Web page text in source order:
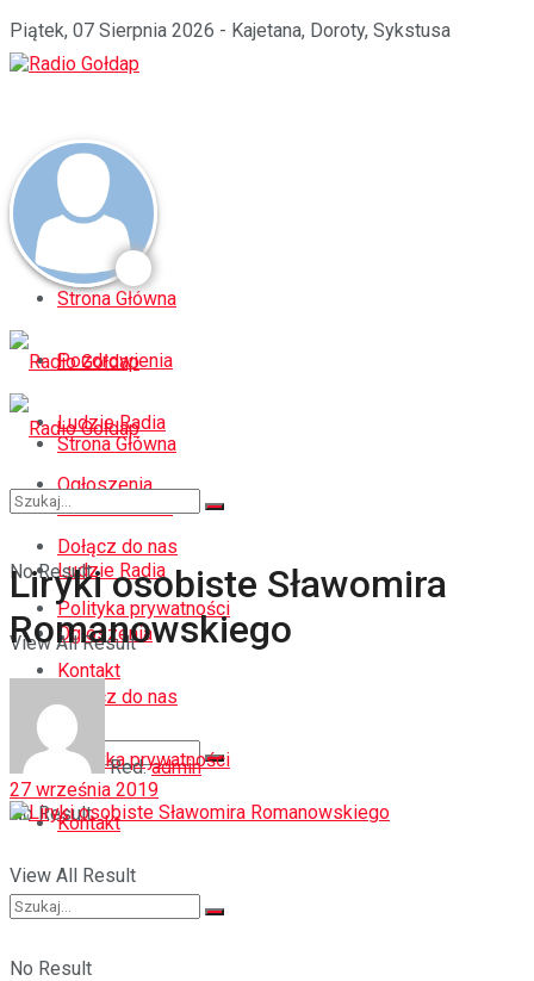
Piątek, 07 Sierpnia 2026 - Kajetana, Doroty, Sykstusa
Strona Główna
Pozdrowienia
Ludzie Radia
Ogłoszenia
Dołącz do nas
Polityka prywatności
Kontakt
No Result
View All Result
Strona Główna
Pozdrowienia
Ludzie Radia
Ogłoszenia
Dołącz do nas
Polityka prywatności
Kontakt
No Result
No Result
View All Result
Liryki osobiste Sławomira
Romanowskiego
Red. admin
27 września 2019